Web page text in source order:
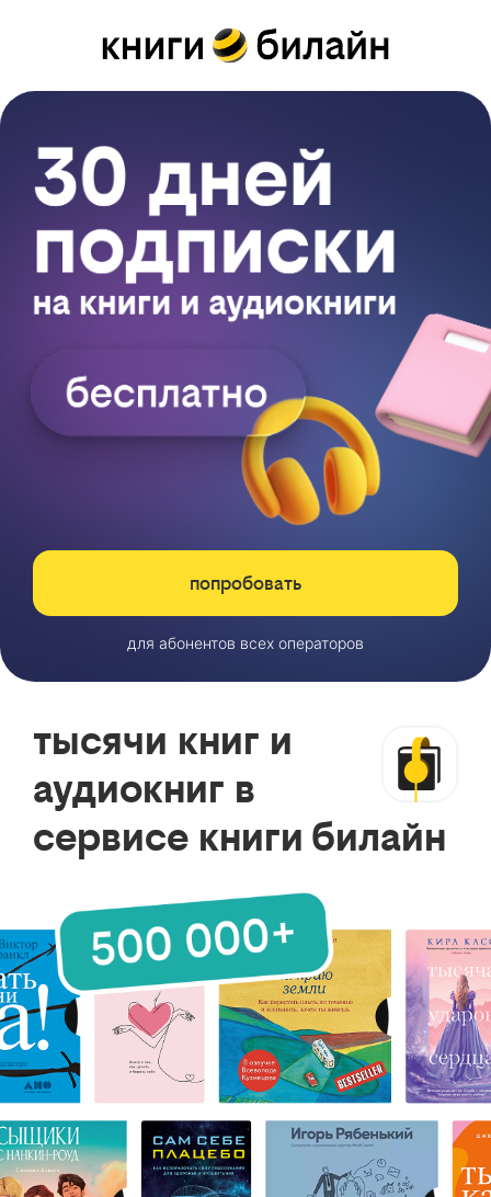
попробовать
для абонентов всех операторов
тысячи книг и
аудиокниг в
сервисе книги билайн